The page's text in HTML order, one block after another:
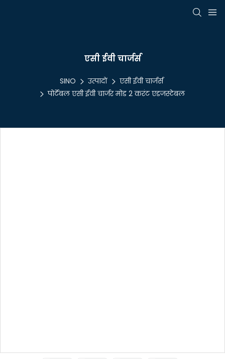
एसी ईवी चार्जर्स
SINO उत्पादों
एसी ईवी चार्जर्स
पोर्टेबल एसी ईवी चार्जर मोड 2 करंट एडजस्टेबल